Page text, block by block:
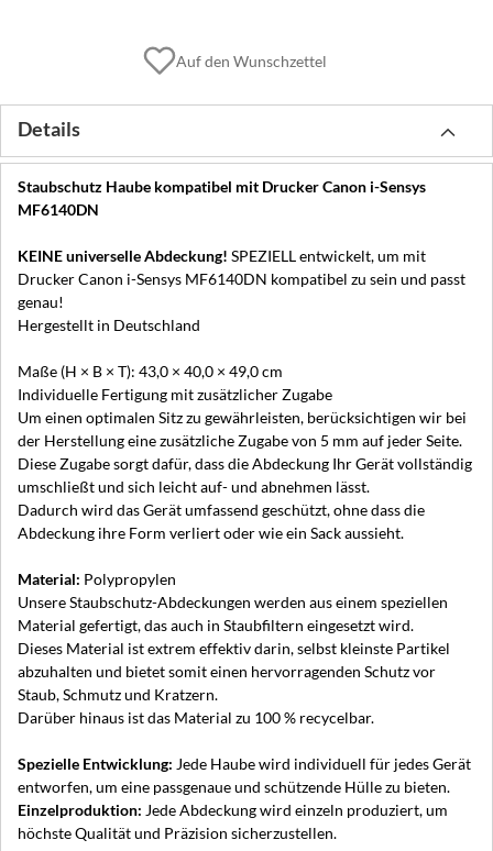
Auf den Wunschzettel
Details
Staubschutz Haube kompatibel mit Drucker Canon i-Sensys
MF6140DN
KEINE universelle Abdeckung! SPEZIELL entwickelt, um mit
Drucker Canon i-Sensys MF6140DN kompatibel zu sein und passt
genau!
Hergestellt in Deutschland
Maße (H × B × T): 43,0 × 40,0 × 49,0 cm
Individuelle Fertigung mit zusätzlicher Zugabe
Um einen optimalen Sitz zu gewährleisten, berücksichtigen wir bei
der Herstellung eine zusätzliche Zugabe von 5 mm auf jeder Seite.
Diese Zugabe sorgt dafür, dass die Abdeckung Ihr Gerät vollständig
umschließt und sich leicht auf- und abnehmen lässt.
Dadurch wird das Gerät umfassend geschützt, ohne dass die
Abdeckung ihre Form verliert oder wie ein Sack aussieht.
Material: Polypropylen
Unsere Staubschutz-Abdeckungen werden aus einem speziellen
Material gefertigt, das auch in Staubfiltern eingesetzt wird.
Dieses Material ist extrem effektiv darin, selbst kleinste Partikel
abzuhalten und bietet somit einen hervorragenden Schutz vor
Staub, Schmutz und Kratzern.
Darüber hinaus ist das Material zu 100 % recycelbar.
Spezielle Entwicklung: Jede Haube wird individuell für jedes Gerät
entworfen, um eine passgenaue und schützende Hülle zu bieten.
Einzelproduktion: Jede Abdeckung wird einzeln produziert, um
höchste Qualität und Präzision sicherzustellen.